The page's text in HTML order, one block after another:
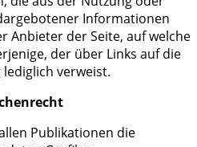
Informationen
Anbieter der Seite, auf welche
der über Links auf die
verweist.
Publikationen die